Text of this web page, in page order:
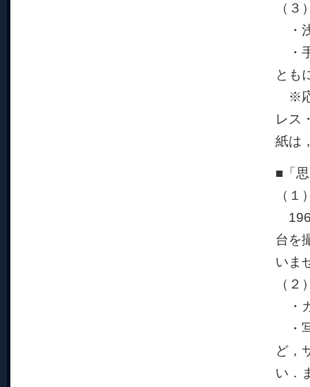
（３
・
・
とも
※応
レス
紙は
■「
（１
台を
いま
（２
・
・
ど，
い．